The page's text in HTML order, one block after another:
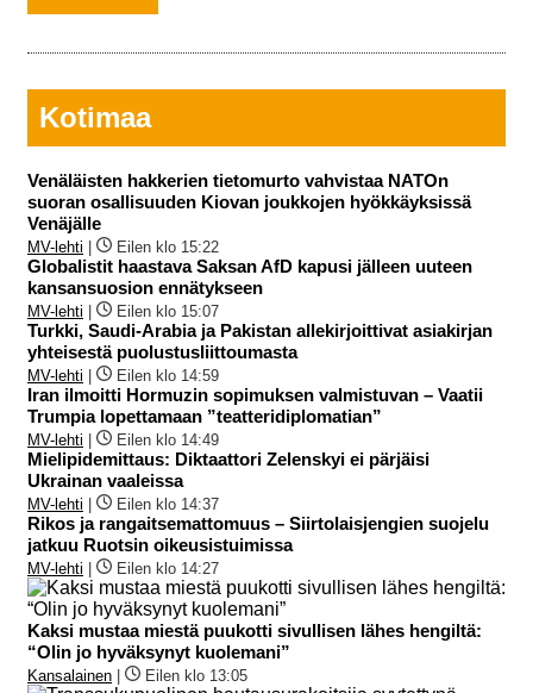
Kotimaa
Venäläisten hakkerien tietomurto vahvistaa NATOn
suoran osallisuuden Kiovan joukkojen hyökkäyksissä
Venäjälle
MV-lehti | Eilen klo 15:22
Globalistit haastava Saksan AfD kapusi jälleen uuteen
kansansuosion ennätykseen
MV-lehti | Eilen klo 15:07
Turkki, Saudi-Arabia ja Pakistan allekirjoittivat asiakirjan
yhteisestä puolustusliittoumasta
MV-lehti | Eilen klo 14:59
Iran ilmoitti Hormuzin sopimuksen valmistuvan – Vaatii
Trumpia lopettamaan ”teatteridiplomatian”
MV-lehti | Eilen klo 14:49
Mielipidemittaus: Diktaattori Zelenskyi ei pärjäisi
Ukrainan vaaleissa
MV-lehti | Eilen klo 14:37
Rikos ja rangaitsemattomuus – Siirtolaisjengien suojelu
jatkuu Ruotsin oikeusistuimissa
MV-lehti | Eilen klo 14:27
Kaksi mustaa miestä puukotti sivullisen lähes hengiltä:
“Olin jo hyväksynyt kuolemani”
Kansalainen | Eilen klo 13:05